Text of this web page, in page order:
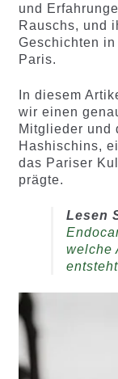
und
Rauschs, und
Geschichten
Paris.
In diesem
wir einen
Mitglieder und
Hashischins,
das Pariser
prägte.
Lesen
welche